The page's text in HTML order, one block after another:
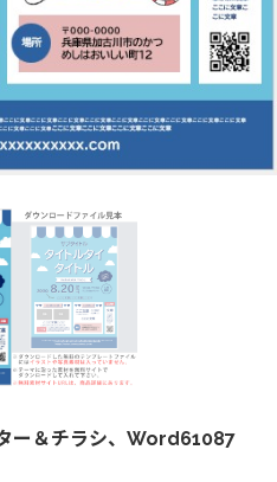
ー＆チラシ、Word61087